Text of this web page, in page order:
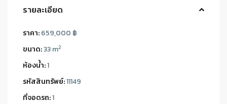
รายละเอียด
ราคา:659,000 ฿
ขนาด:33 m2
ห้องน้ำ:1
รหัสสินทรัพย์:11149
ที่จอดรถ:1